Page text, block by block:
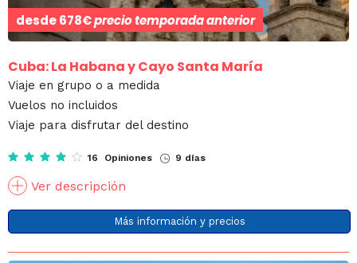
desde678€precio temporada anterior
Cuba: La Habana y Cayo Santa María
Viaje en grupo o a medida
Vuelos no incluidos
Viaje para disfrutar del destino
16 Opiniones 9 días
Ver descripción
Más información y precios